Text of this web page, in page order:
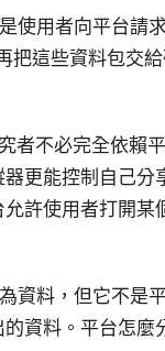
使用者向平台請
把這些資料包交
者不必完全依賴
更能控制自己
許使用者打開
資料，但它不是
資料。平台怎